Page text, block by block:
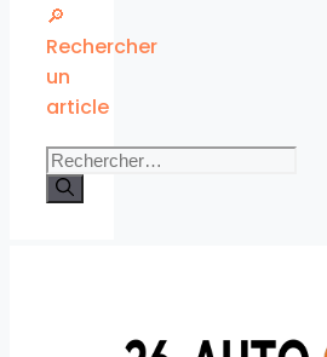
🔎
Rechercher
un
article
Rechercher :